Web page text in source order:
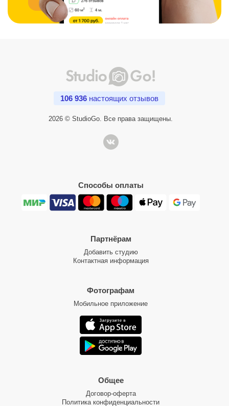
106 936 настоящих отзывов
2026 © StudioGo. Все права защищены.
Способы оплаты
Партнёрам
Добавить студию
Контактная информация
Фотографам
Мобильное приложение
Общее
Договор-оферта
Политика конфиденциальности